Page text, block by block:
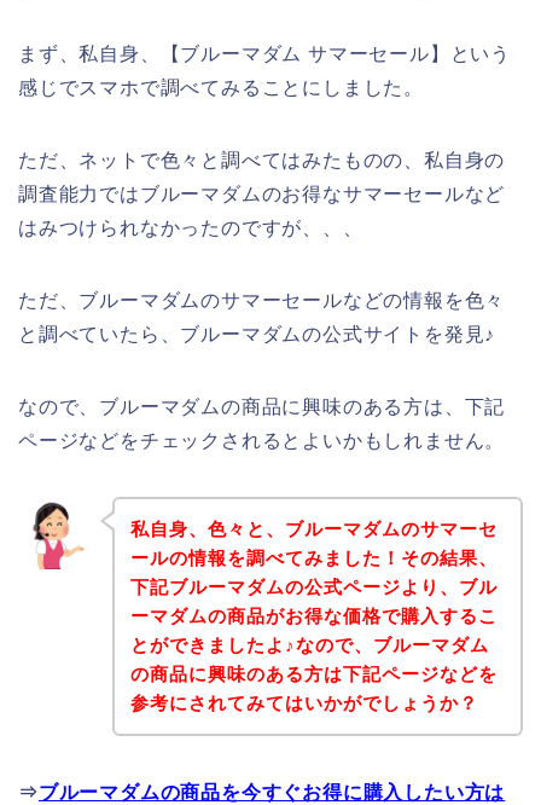
まず、私自身、【ブルーマダム サマーセール】という
感じでスマホで調べてみることにしました。
ただ、ネットで色々と調べてはみたものの、私自身の
調査能力ではブルーマダムのお得なサマーセールなど
はみつけられなかったのですが、、、
ただ、ブルーマダムのサマーセールなどの情報を色々
と調べていたら、ブルーマダムの公式サイトを発見♪
なので、ブルーマダムの商品に興味のある方は、下記
ページなどをチェックされるとよいかもしれません。
私自身、色々と、ブルーマダムのサマーセ
ールの情報を調べてみました！その結果、
下記ブルーマダムの公式ページより、ブル
ーマダムの商品がお得な価格で購入するこ
とができましたよ♪なので、ブルーマダム
の商品に興味のある方は下記ページなどを
参考にされてみてはいかがでしょうか？
⇒ブルーマダムの商品を今すぐお得に購入したい方は